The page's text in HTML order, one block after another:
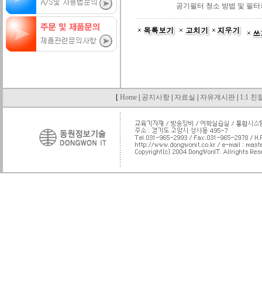
공기필터 청소 방법 및 필
[ Home 공지사항 자료실 자유게시판 1:1 친